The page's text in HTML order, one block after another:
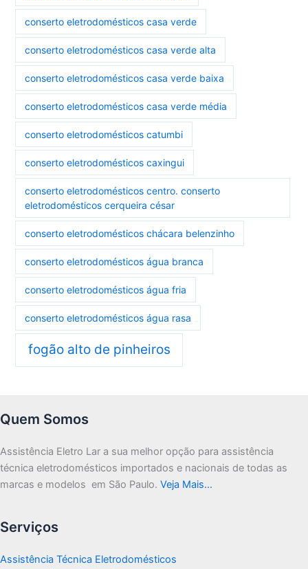
conserto eletrodomésticos casa verde
conserto eletrodomésticos casa verde alta
conserto eletrodomésticos casa verde baixa
conserto eletrodomésticos casa verde média
conserto eletrodomésticos catumbi
conserto eletrodomésticos caxingui
conserto eletrodomésticos centro. conserto
eletrodomésticos cerqueira césar
conserto eletrodomésticos chácara belenzinho
conserto eletrodomésticos água branca
conserto eletrodomésticos água fria
conserto eletrodomésticos água rasa
fogão alto de pinheiros
Quem Somos
Assistência Eletro Lar a sua melhor opção para assistência
técnica eletrodomésticos importados e nacionais de todas as
marcas e modelos em São Paulo. Veja Mais…
Serviços
Assistência Técnica Eletrodomésticos